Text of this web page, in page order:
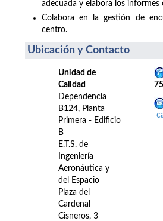
adecuada y elabora los informes
Colabora en la gestión de
centro.
Ubicación y Contacto
Unidad de
Calidad
Dependencia
B124, Planta
Primera - Edificio
B
E.T.S. de
Ingeniería
Aeronáutica y
del Espacio
Plaza del
Cardenal
Cisneros, 3